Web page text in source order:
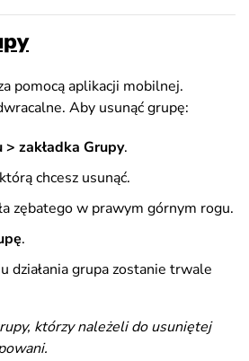
pomocą aplikacji mobilnej.
Aby usunąć grupę:
> zakładka Grupy.
chcesz usunąć.
zębatego w prawym górnym rogu.
.
działania grupa zostanie trwale
którzy należeli do usuniętej